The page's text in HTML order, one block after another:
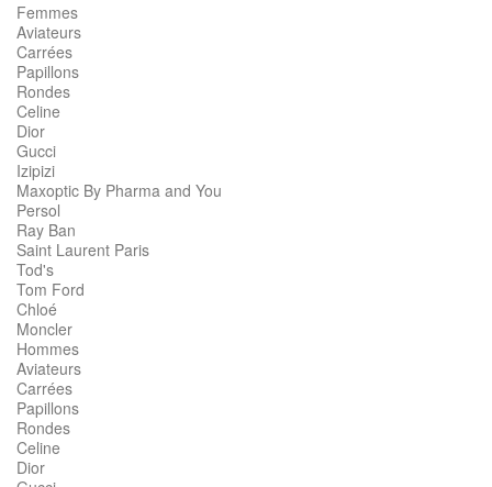
Femmes
Aviateurs
Carrées
Papillons
Rondes
Celine
Dior
Gucci
Izipizi
Maxoptic By Pharma and You
Persol
Ray Ban
Saint Laurent Paris
Tod's
Tom Ford
Chloé
Moncler
Hommes
Aviateurs
Carrées
Papillons
Rondes
Celine
Dior